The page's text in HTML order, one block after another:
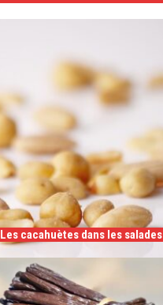
Les cacahuètes dans les salades